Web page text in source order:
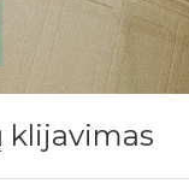
klijavimas